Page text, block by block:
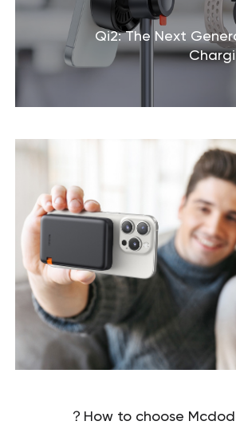
Qi2: The Next
How to choose